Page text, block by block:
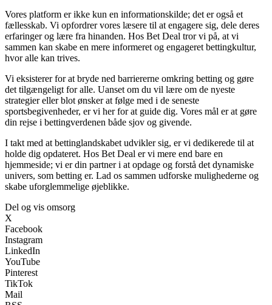
Vores platform er ikke kun en informationskilde; det er også et
fællesskab. Vi opfordrer vores læsere til at engagere sig, dele deres
erfaringer og lære fra hinanden. Hos Bet Deal tror vi på, at vi
sammen kan skabe en mere informeret og engageret bettingkultur,
hvor alle kan trives.
Vi eksisterer for at bryde ned barriererne omkring betting og gøre
det tilgængeligt for alle. Uanset om du vil lære om de nyeste
strategier eller blot ønsker at følge med i de seneste
sportsbegivenheder, er vi her for at guide dig. Vores mål er at gøre
din rejse i bettingverdenen både sjov og givende.
I takt med at bettinglandskabet udvikler sig, er vi dedikerede til at
holde dig opdateret. Hos Bet Deal er vi mere end bare en
hjemmeside; vi er din partner i at opdage og forstå det dynamiske
univers, som betting er. Lad os sammen udforske mulighederne og
skabe uforglemmelige øjeblikke.
Del og vis omsorg
X
Facebook
Instagram
LinkedIn
YouTube
Pinterest
TikTok
Mail